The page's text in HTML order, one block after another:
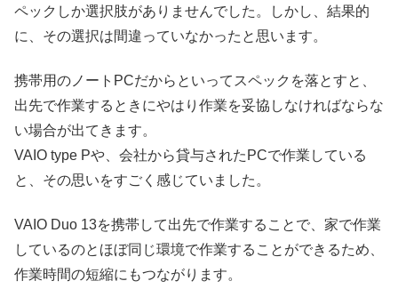
ペックしか選択肢がありませんでした。しかし、結果的
に、その選択は間違っていなかったと思います。
携帯用のノートPCだからといってスペックを落とすと、
出先で作業するときにやはり作業を妥協しなければならな
い場合が出てきます。
VAIO type Pや、会社から貸与されたPCで作業している
と、その思いをすごく感じていました。
VAIO Duo 13を携帯して出先で作業することで、家で作業
しているのとほぼ同じ環境で作業することができるため、
作業時間の短縮にもつながります。